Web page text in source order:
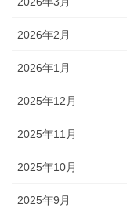
2026年2月
2026年1月
2025年12月
2025年11月
2025年10月
2025年9月